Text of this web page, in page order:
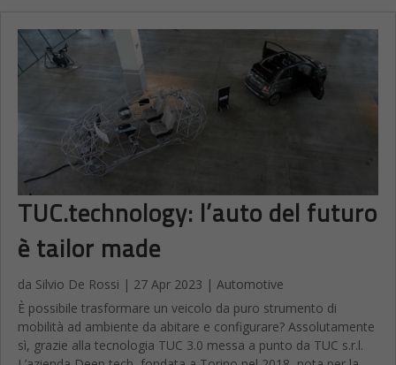
TUC.technology: l’auto del futuro
è tailor made
da Silvio De Rossi | 27 Apr 2023 | Automotive
È possibile trasformare un veicolo da puro strumento di
mobilità ad ambiente da abitare e configurare? Assolutamente
sì, grazie alla tecnologia TUC 3.0 messa a punto da TUC s.r.l.